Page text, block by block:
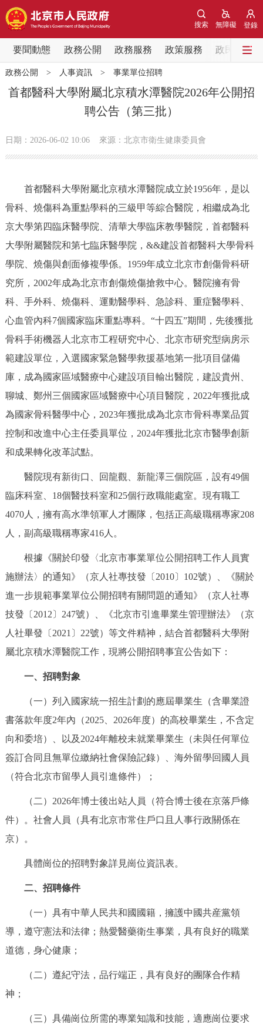
登錄
無障礙
搜索
要聞動態 政務公開 政務服務 政策服務 政民互動
要聞動態
黨中央精神 國務院資訊
會議資訊
市領導 機構職能 政策服務
政策兌現 政策解讀 回應關切
決策公開 專題公開
政務服務
個人服務 法人服務 部門服務
便民服務 利企服務 投資項目
政民互動
參與調查 線上訪談 圖説互動
走進北京
北京概況 十六區概覽 人文北京
綠色北京 圖説北京 視頻北京
多語種
ENGLISH 한국어 日本語
ESPAÑOL العربية PORTUGUÊS
ITALIANO
回到頂部
政務公開 > 人事資訊> 事業單位招聘
首都醫科大學附屬北京積水潭醫院2026年公開招
聘公告（第三批）
日期：2026-06-02 10:06 來源：北京市衛生健康委員會
首都醫科大學附屬北京積水潭醫院成立於1956年，是以
骨科、燒傷科為重點學科的三級甲等綜合醫院，相繼成為北
京大學第四臨床醫學院、清華大學臨床教學醫院，首都醫科
大學附屬醫院和第七臨床醫學院，&&建設首都醫科大學骨科
學院、燒傷與創面修複學係。1959年成立北京市創傷骨科研
究所，2002年成為北京市創傷燒傷搶救中心。醫院擁有骨
科、手外科、燒傷科、運動醫學科、急診科、重症醫學科、
心血管內科7個國家臨床重點專科。“十四五”期間，先後獲批
骨科手術機器人北京市工程研究中心、北京市研究型病房示
範建設單位，入選國家緊急醫學救援基地第一批項目儲備
庫，成為國家區域醫療中心建設項目輸出醫院，建設貴州、
聊城、鄭州三個國家區域醫療中心項目醫院，2022年獲批成
為國家骨科醫學中心，2023年獲批成為北京市骨科專業品質
控制和改進中心主任委員單位，2024年獲批北京市醫學創新
和成果轉化改革試點。
醫院現有新街口、回龍觀、新龍澤三個院區，設有49個
臨床科室、18個醫技科室和25個行政職能處室。現有職工
4070人，擁有高水準領軍人才團隊，包括正高級職稱專家208
人，副高級職稱專家416人。
根據《關於印發〈北京市事業單位公開招聘工作人員實
施辦法〉的通知》（京人社專技發〔2010〕102號）、《關於
進一步規範事業單位公開招聘有關問題的通知》（京人社專
技發〔2012〕247號）、《北京市引進畢業生管理辦法》（京
人社畢發〔2021〕22號）等文件精神，結合首都醫科大學附
屬北京積水潭醫院工作，現將公開招聘事宜公告如下：
一、招聘對象
（一）列入國家統一招生計劃的應屆畢業生（含畢業證
書落款年度2年內（2025、2026年度）的高校畢業生，不含定
向和委培）、以及2024年離校未就業畢業生（未與任何單位
簽訂合同且無單位繳納社會保險記錄）、海外留學回國人員
（符合北京市留學人員引進條件）；
（二）2026年博士後出站人員（符合博士後在京落戶條
件）。社會人員（具有北京市常住戶口且人事行政關係在
京）。
具體崗位的招聘對象詳見崗位資訊表。
二、招聘條件
（一）具有中華人民共和國國籍，擁護中國共産黨領
導，遵守憲法和法律；熱愛醫藥衛生事業，具有良好的職業
道德，身心健康；
（二）遵紀守法，品行端正，具有良好的團隊合作精
神；
（三）具備崗位所需的專業知識和技能，適應崗位要求